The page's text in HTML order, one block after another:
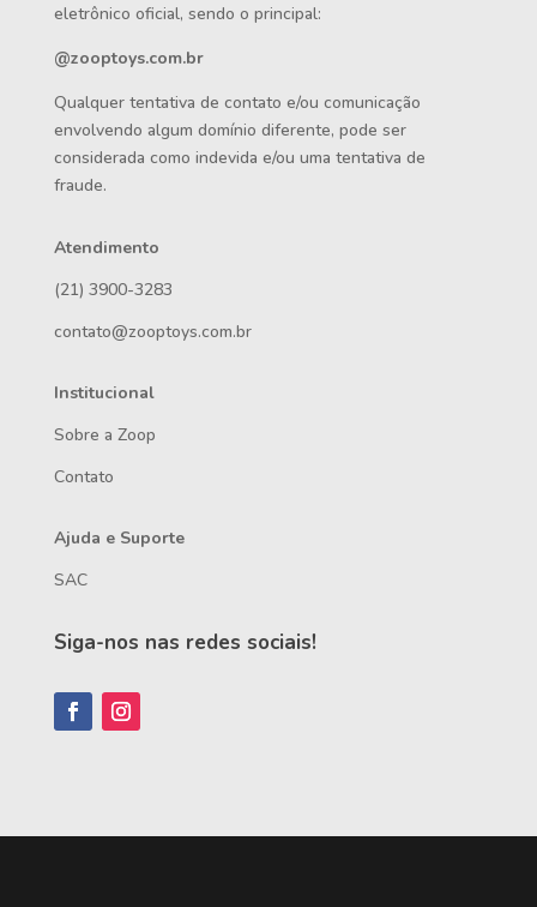
eletrônico oficial, sendo o principal:
@zooptoys.com.br
Qualquer tentativa de contato e/ou comunicação
envolvendo algum domínio diferente, pode ser
considerada como indevida e/ou uma tentativa de
fraude.
Atendimento
(21) 3900-3283
contato@zooptoys.com.br
Institucional
Sobre a Zoop
Contato
Ajuda e Suporte
SAC
Siga-nos nas redes sociais!